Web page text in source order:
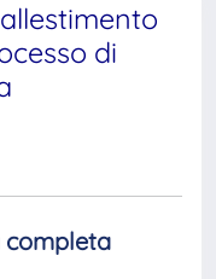
di
completa